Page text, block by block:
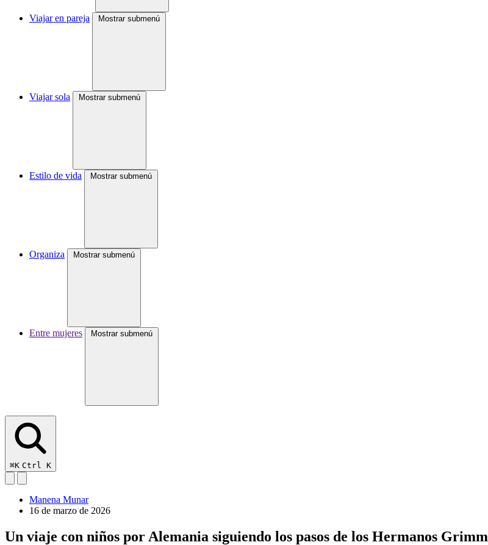
Viajar en pareja Mostrar submenú
Viajar sola Mostrar submenú
Estilo de vida Mostrar submenú
Organiza Mostrar submenú
Entre mujeres Mostrar submenú
⌘K Ctrl K
Manena Munar
16 de marzo de 2026
Un viaje con niños por Alemania siguiendo los pasos de los Hermanos Grimm